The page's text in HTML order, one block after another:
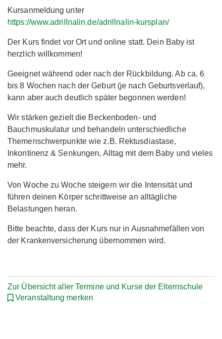
Kursanmeldung unter
https://www.adrillnalin.de/adrillnalin-kursplan/
Der Kurs findet vor Ort und online statt. Dein Baby ist
herzlich willkommen!
Geeignet während oder nach der Rückbildung. Ab ca. 6
bis 8 Wochen nach der Geburt (je nach Geburtsverlauf),
kann aber auch deutlich später begonnen werden!
Wir stärken gezielt die Beckenboden- und
Bauchmuskulatur und behandeln unterschiedliche
Themenschwerpunkte wie z.B. Rektusdiastase,
Inkontinenz & Senkungen, Alltag mit dem Baby und vieles
mehr.
Von Woche zu Woche steigern wir die Intensität und
führen deinen Körper schrittweise an alltägliche
Belastungen heran.
Bitte beachte, dass der Kurs nur in Ausnahmefällen von
der Krankenversicherung übernommen wird.
Zur Übersicht aller Termine und Kurse der Elternschule
Veranstaltung merken